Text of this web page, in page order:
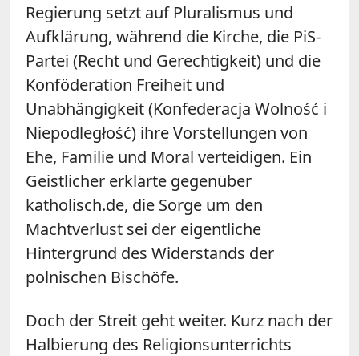
Regierung setzt auf Pluralismus und
Aufklärung, während die Kirche, die PiS-
Partei (Recht und Gerechtigkeit) und die
Konföderation Freiheit und
Unabhängigkeit (Konfederacja Wolność i
Niepodległość) ihre Vorstellungen von
Ehe, Familie und Moral verteidigen. Ein
Geistlicher erklärte gegenüber
katholisch.de, die Sorge um den
Machtverlust sei der eigentliche
Hintergrund des Widerstands der
polnischen Bischöfe.
Doch der Streit geht weiter. Kurz nach der
Halbierung des Religionsunterrichts